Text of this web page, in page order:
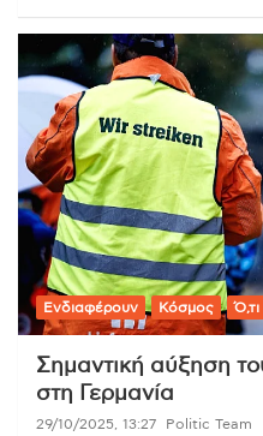
Ενδιαφέρουν Κόσμος Ό,τι
Σημαντική αύξηση
στη Γερμανία
29/10/2025, 13:27 Politic Team